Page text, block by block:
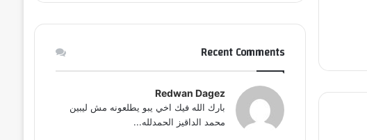
Recent Comments
Redwan Dagez
بارك الله فيك اخي يبو يطلعونه مش ليبين
محمد الداقيز الحمدلله...